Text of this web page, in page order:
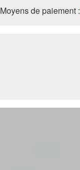
Moyens de paiement :